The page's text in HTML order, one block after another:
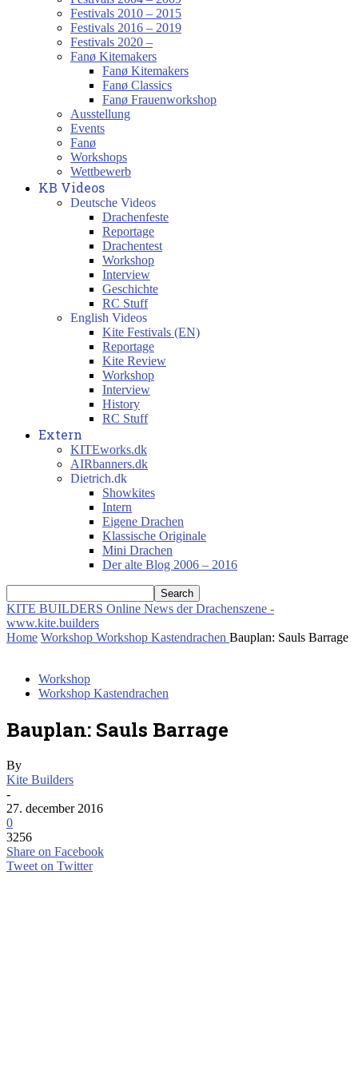
Festivals 2010 – 2015
Festivals 2016 – 2019
Festivals 2020 –
Fanø Kitemakers
Fanø Kitemakers
Fanø Classics
Fanø Frauenworkshop
Ausstellung
Events
Fanø
Workshops
Wettbewerb
KB Videos
Deutsche Videos
Drachenfeste
Reportage
Drachentest
Workshop
Interview
Geschichte
RC Stuff
English Videos
Kite Festivals (EN)
Reportage
Kite Review
Workshop
Interview
History
RC Stuff
Extern
KITEworks.dk
AIRbanners.dk
Dietrich.dk
Showkites
Intern
Eigene Drachen
Klassische Originale
Mini Drachen
Der alte Blog 2006 – 2016
KITE BUILDERS Online News der Drachenszene -
www.kite.builders
Home Workshop Workshop Kastendrachen Bauplan: Sauls Barrage
Workshop
Workshop Kastendrachen
Bauplan: Sauls Barrage
By
Kite Builders
-
27. december 2016
0
3256
Share on Facebook
Tweet on Twitter